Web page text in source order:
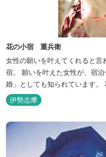
花の小宿 重兵衛
女性の願いを叶えてくれると
宿。 願いを叶えた女性が、宿
婚」としても知られています。
性に人気。
伊勢志摩